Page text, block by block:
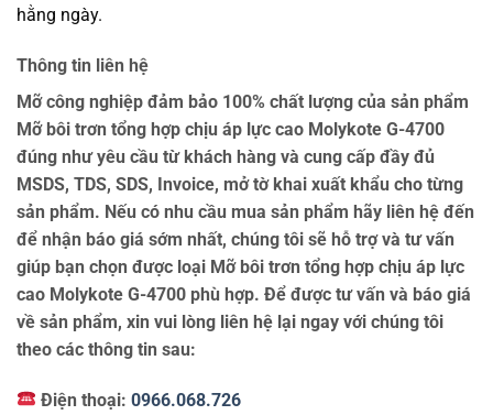
hằng ngày.
Thông tin liên hệ
Mỡ công nghiệp đảm bảo 100% chất lượng của sản phẩm
Mỡ bôi trơn tổng hợp chịu áp lực cao Molykote G-4700
đúng như yêu cầu từ khách hàng và cung cấp đầy đủ
MSDS, TDS, SDS, Invoice, mở tờ khai xuất khẩu cho từng
sản phẩm. Nếu có nhu cầu mua sản phẩm hãy liên hệ đến
để nhận báo giá sớm nhất, chúng tôi sẽ hỗ trợ và tư vấn
giúp bạn chọn được loại Mỡ bôi trơn tổng hợp chịu áp lực
cao Molykote G-4700 phù hợp. Để được tư vấn và báo giá
về sản phẩm, xin vui lòng liên hệ lại ngay với chúng tôi
theo các thông tin sau:
Điện thoại:0966.068.726